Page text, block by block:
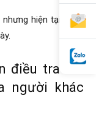
hiện tại chưa
điều tra mà
người khác